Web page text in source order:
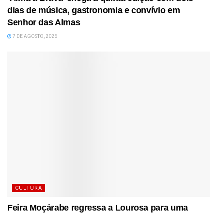
dias de música, gastronomia e convívio em
Senhor das Almas
7 DE AGOSTO, 2026
CULTURA
Feira Moçárabe regressa a Lourosa para uma